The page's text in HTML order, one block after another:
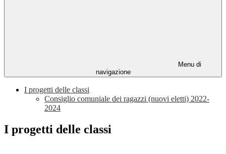
Menu di
navigazione
I progetti delle classi
Consiglio comuniale dei ragazzi (nuovi eletti) 2022-
2024
I progetti delle classi